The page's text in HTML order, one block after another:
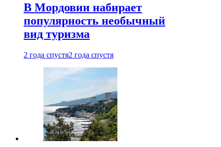
В Мордовии набирает
популярность необычный
вид туризма
2 года спустя2 года спустя